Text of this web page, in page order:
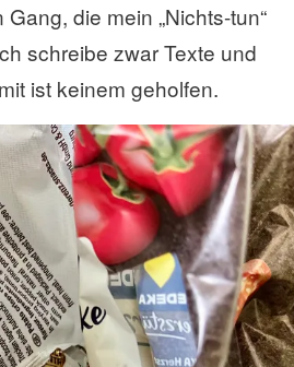
die mein „Nichts-tun“
schreibe zwar Texte und
ist keinem geholfen.